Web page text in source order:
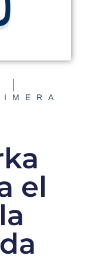
el